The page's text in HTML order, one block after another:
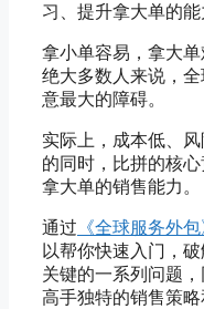
习、提升拿大单的能
拿小单容易，拿大
绝大多数人来说，
意最大的障碍。
实际上，成本低、
的同时，比拼的核
拿大单的销售能力。
通过 《全球服务外包
以帮你快速入门，
关键的一系列问题
高手独特的销售策略